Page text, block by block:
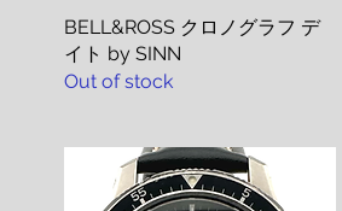
Quick View
BELL&ROSS クロノグラフ デ
イト by SINN
Out of stock